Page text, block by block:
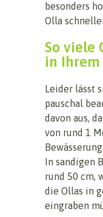
besonders
Olla
So viele
in Ihrem
Leider lässt
pauschal
davon aus,
von rund 1
In sandigen
rund 50 cm,
die Ollas in
eingraben